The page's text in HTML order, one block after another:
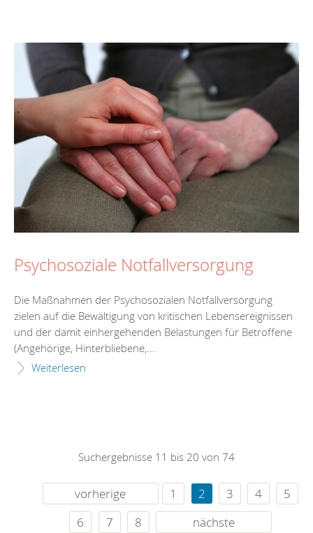
Psychosoziale Notfallversorgung
Die Maßnahmen der Psychosozialen Notfallversorgung
zielen auf die Bewältigung von kritischen Lebensereignissen
und der damit einhergehenden Belastungen für Betroffene
(Angehörige, Hinterbliebene,...
Weiterlesen
Suchergebnisse 11 bis 20 von 74
vorherige 1 2 3 4
5
6
7 8 nächste